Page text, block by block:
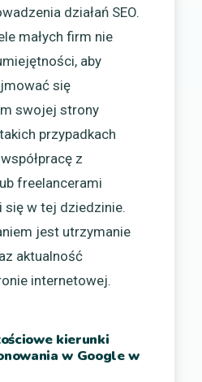
działań SEO.
małych firm nie
aby
się
swojej strony
przypadkach
z
freelancerami
w tej dziedzinie.
jest utrzymanie
aktualność
internetowej.
kierunki
w Google w